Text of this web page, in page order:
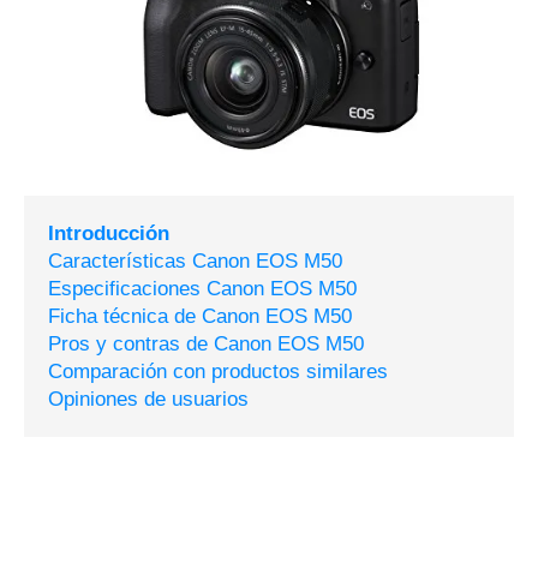
Introducción
Características Canon EOS M50
Especificaciones Canon EOS M50
Ficha técnica de Canon EOS M50
Pros y contras de Canon EOS M50
Comparación con productos similares
Opiniones de usuarios